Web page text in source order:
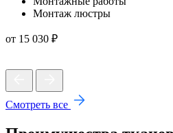
Монтаж люстры
от 15 030 ₽
Смотреть все